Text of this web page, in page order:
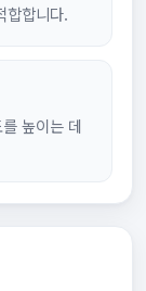
합합니다.
높이는 데